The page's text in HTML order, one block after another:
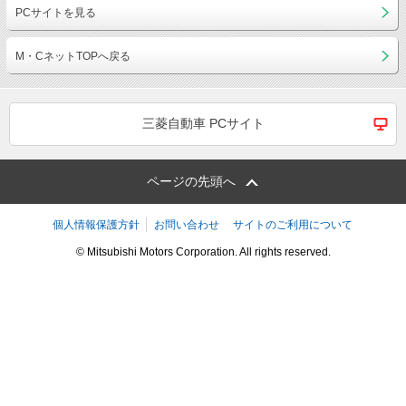
PCサイトを見る
M・CネットTOPへ戻る
三菱自動車 PCサイト
ページの先頭へ
個人情報保護方針 お問い合わせ サイトのご利用について
© Mitsubishi Motors Corporation. All rights reserved.